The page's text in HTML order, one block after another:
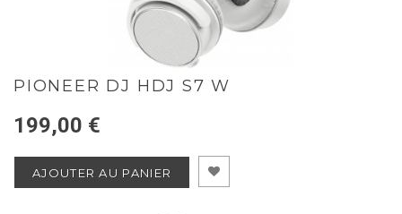
PIONEER DJ HDJ S7 W
199,00 €
AJOUTER AU PANIER